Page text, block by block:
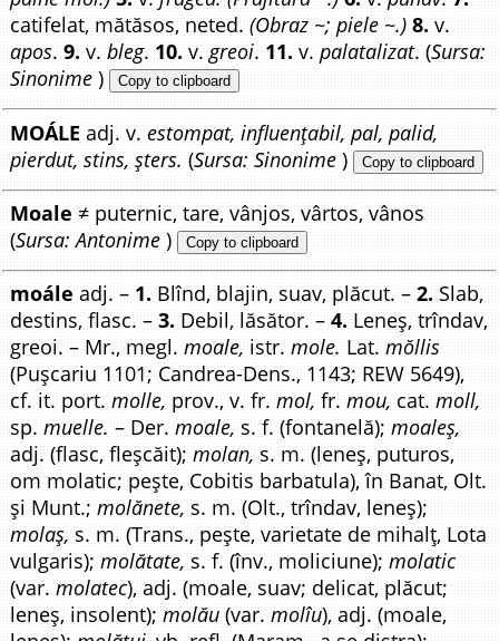
catifelat, mătăsos, neted.(Obraz ~; piele ~.) 8. v.
apos.9. v.bleg. 10. v.greoi. 11. v.palatalizat. (Sursa:
Sinonime ) Copy to clipboard
MOÁLE adj. v.estompat, influențabil, pal, palid,
pierdut, stins, șters. (Sursa: Sinonime ) Copy to clipboard
Moale ≠ puternic, tare, vânjos, vârtos, vânos
(Sursa: Antonime ) Copy to clipboard
moále adj. – 1. Blînd, blajin, suav, plăcut. –2. Slab,
destins, flasc. –3. Debil, lăsător. –4. Leneș, trîndav,
greoi. – Mr., megl.moale, istr.mole. Lat.mŏllis
(Pușcariu 1101; Candrea-Dens., 1143; REW 5649),
cf. it. port.molle, prov., v. fr.mol, fr.mou, cat.moll,
sp.muelle. – Der.moale, s. f. (fontanelă);moaleș,
adj. (flasc, fleșcăit);molan, s. m. (leneș, puturos,
om molatic; pește, Cobitis barbatula), în Banat, Olt.
și Munt.;molănete, s. m. (Olt., trîndav, leneș);
molaș, s. m. (Trans., pește, varietate de mihalț, Lota
vulgaris);molătate, s. f. (înv., moliciune);molatic
(var.molatec), adj. (moale, suav; delicat, plăcut;
leneș, insolent);molău (var.molîu), adj. (moale,